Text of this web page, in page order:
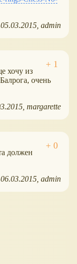
05.03.2015 admin
хочу из
очень
margarette
должен
06.03.2015 admin